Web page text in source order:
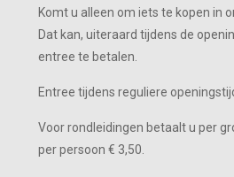
Komt u alleen om iets te kopen in
Dat kan, uiteraard tijdens de
entree te betalen.
Entree tijdens reguliere
Voor rondleidingen betaalt u per
per persoon € 3,50.